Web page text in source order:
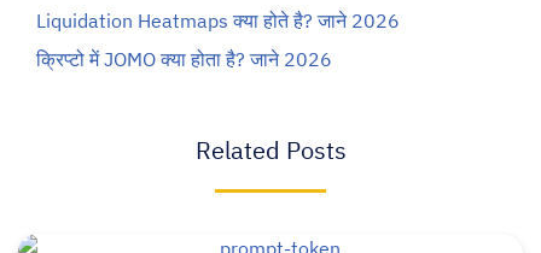
Liquidation Heatmaps क्या होते है? जाने 2026
क्रिप्टो में JOMO क्या होता है? जाने 2026
Related Posts